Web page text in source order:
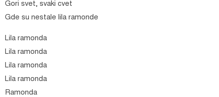
Gori svet, svaki cvet
Gde su nestale lila ramonde
Lila ramonda
Lila ramonda
Lila ramonda
Lila ramonda
Ramonda